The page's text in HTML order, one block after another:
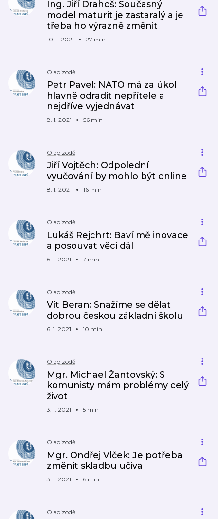
Ing. Jiří Drahoš: Současný
model maturit je zastaralý a je
třeba ho výrazně změnit
10. 1. 2021 27 min
O epizodě
Petr Pavel: NATO má za úkol
hlavně odradit nepřítele a
nejdříve vyjednávat
8. 1. 2021 56 min
O epizodě
Jiří Vojtěch: Odpolední
vyučování by mohlo být online
8. 1. 2021 16 min
O epizodě
Lukáš Rejchrt: Baví mě inovace
a posouvat věci dál
6. 1. 2021 7 min
O epizodě
Vít Beran: Snažíme se dělat
dobrou českou základní školu
6. 1. 2021 10 min
O epizodě
Mgr. Michael Žantovský: S
komunisty mám problémy celý
život
3. 1. 2021 5 min
O epizodě
Mgr. Ondřej Vlček: Je potřeba
změnit skladbu učiva
3. 1. 2021 6 min
O epizodě